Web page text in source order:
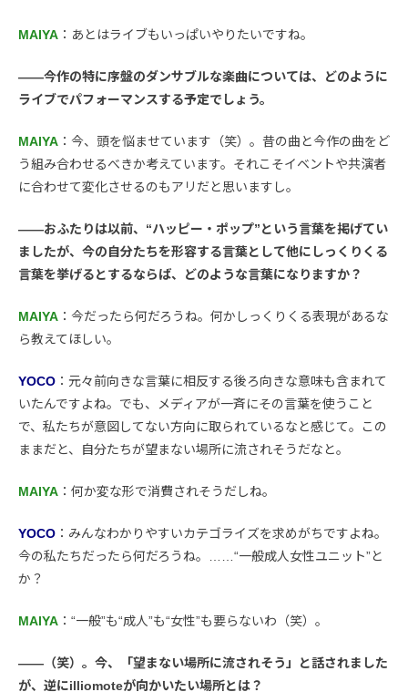
MAIYA ：あとはライブもいっぱいやりたいですね。
――今作の特に序盤のダンサブルな楽曲については、どのように
ライブでパフォーマンスする予定でしょう。
MAIYA ：今、頭を悩ませています（笑）。昔の曲と今作の曲をど
う組み合わせるべきか考えています。それこそイベントや共演者
に合わせて変化させるのもアリだと思いますし。
――おふたりは以前、“ハッピー・ポップ”という言葉を掲げてい
ましたが、今の自分たちを形容する言葉として他にしっくりくる
言葉を挙げるとするならば、どのような言葉になりますか？
MAIYA ：今だったら何だろうね。何かしっくりくる表現があるな
ら教えてほしい。
YOCO ：元々前向きな言葉に相反する後ろ向きな意味も含まれて
いたんですよね。でも、メディアが一斉にその言葉を使うこと
で、私たちが意図してない方向に取られているなと感じて。この
ままだと、自分たちが望まない場所に流されそうだなと。
MAIYA ：何か変な形で消費されそうだしね。
YOCO ：みんなわかりやすいカテゴライズを求めがちですよね。
今の私たちだったら何だろうね。……“一般成人女性ユニット”と
か？
MAIYA ：“一般”も“成人”も“女性”も要らないわ（笑）。
――（笑）。今、「望まない場所に流されそう」と話されました
が、逆にilliomoteが向かいたい場所とは？